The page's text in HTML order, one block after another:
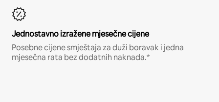
Jednostavno izražene mjesečne cijene
Posebne cijene smještaja za duži boravak i jedna
mjesečna rata bez dodatnih naknada.*